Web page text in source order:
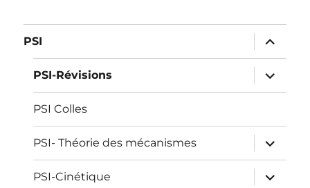
PSI
ouvrir
le
sous-
menu
PSI-Révisions
ouvrir
le
sous-
PSI Colles
PSI- Théorie des mécanismes
ouvrir
le
sous-
menu
PSI-Cinétique
ouvrir
le